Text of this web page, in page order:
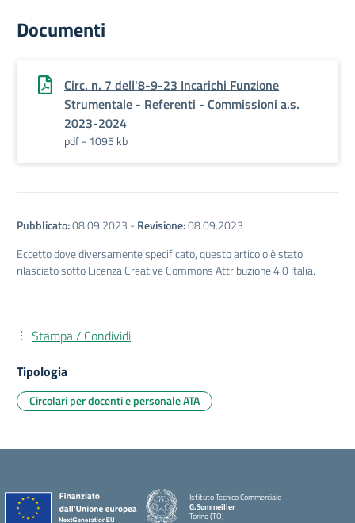
Documenti
Circ. n. 7 dell'8-9-23 Incarichi Funzione
Strumentale - Referenti - Commissioni a.s.
2023-2024
pdf - 1095 kb
Pubblicato:08.09.2023 -Revisione:08.09.2023
Eccetto dove diversamente specificato, questo articolo è stato
rilasciato sotto Licenza Creative Commons Attribuzione 4.0 Italia.
Stampa / Condividi
Tipologia
Circolari per docenti e personale ATA
Istituto Tecnico Commerciale
G.Sommeiller
Torino (TO)